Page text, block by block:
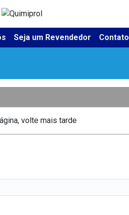
Seja um Revendedor Contato
volte mais tarde